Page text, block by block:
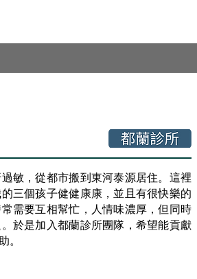
敏，從都市搬到東河泰源居住。這裡
三個孩子健健康康，並且有很快樂的
需要互相幫忙，人情味濃厚，但同時
於是加入都蘭診所團隊，希望能貢獻
。